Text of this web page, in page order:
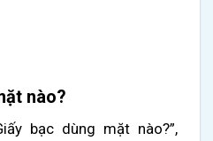
nào?
bạc dùng mặt nào?”,